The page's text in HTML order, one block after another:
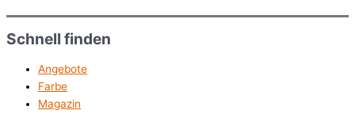
Schnell finden
Angebote
Farbe
Magazin